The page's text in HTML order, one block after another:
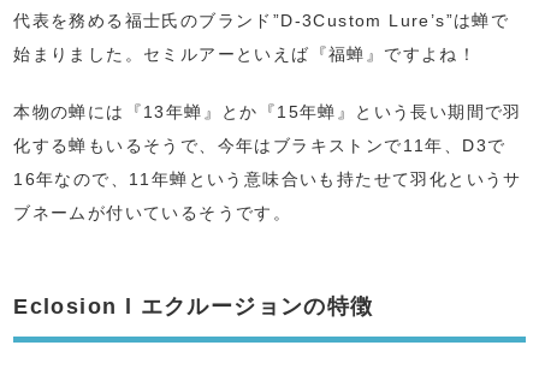
代表を務める福士氏のブランド”D-3Custom Lure’s”は蝉で
始まりました。セミルアーといえば『福蝉』ですよね！
本物の蝉には『13年蝉』とか『15年蝉』という長い期間で羽
化する蝉もいるそうで、今年はブラキストンで11年、D3で
16年なので、11年蝉という意味合いも持たせて羽化というサ
ブネームが付いているそうです。
Eclosion l エクルージョンの特徴